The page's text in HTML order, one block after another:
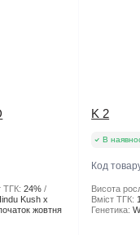
ТГК: 24%
Kush x
жовтня
K 2
В
Код
Висота
Вміст ТГК:
Генетика: